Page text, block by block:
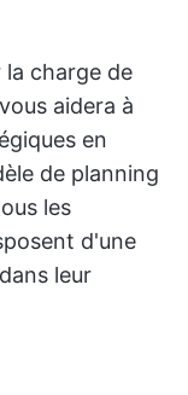
charge de
aidera à
en
de planning
les
d'une
leur